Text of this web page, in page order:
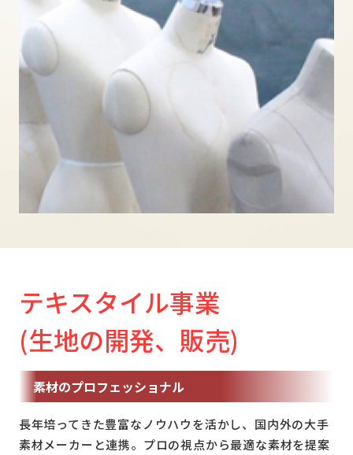
テキスタイル事業
(生地の開発、販売)
素材のプロフェッショナル
長年培ってきた豊富なノウハウを活かし、国内外の大手
素材メーカーと連携。プロの視点から最適な素材を提案